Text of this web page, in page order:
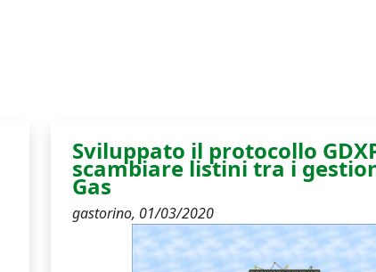
Sviluppato il protocollo
scambiare listini tra i
Gas
gastorino, 01/03/2020